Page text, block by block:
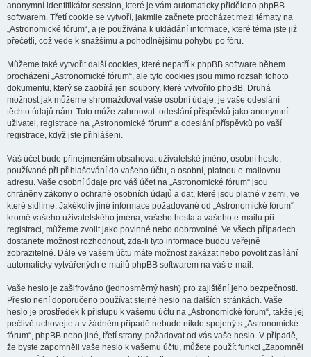
anonymní identifikátor session, které je vám automaticky přiděleno phpBB
softwarem. Třetí cookie se vytvoří, jakmile začnete procházet mezi tématy na
„Astronomické fórum“, a je používána k ukládání informace, které téma jste již
přečetli, což vede k snažšímu a pohodlnějšímu pohybu po fóru.
Můžeme také vytvořit další cookies, které nepatří k phpBB software během
procházení „Astronomické fórum“, ale tyto cookies jsou mimo rozsah tohoto
dokumentu, který se zaobírá jen soubory, které vytvořilo phpBB. Druhá
možnost jak můžeme shromažďovat vaše osobní údaje, je vaše odeslání
těchto údajů nám. Toto může zahrnovat: odeslání příspěvků jako anonymní
uživatel, registrace na „Astronomické fórum“ a odeslání příspěvků po vaší
registrace, když jste přihlášeni.
Váš účet bude přinejmenším obsahovat uživatelské jméno, osobní heslo,
používané při přihlašování do vašeho účtu, a osobní, platnou e-mailovou
adresu. Vaše osobní údaje pro váš účet na „Astronomické fórum“ jsou
chráněny zákony o ochraně osobních údajů a dat, které jsou platné v zemi, ve
které sídlíme. Jakékoliv jiné informace požadované od „Astronomické fórum“
kromě vašeho uživatelského jména, vašeho hesla a vašeho e-mailu při
registraci, můžeme zvolit jako povinné nebo dobrovolné. Ve všech případech
dostanete možnost rozhodnout, zda-li tyto informace budou veřejně
zobrazitelné. Dále ve vašem účtu máte možnost zakázat nebo povolit zasílání
automaticky vytvářených e-mailů phpBB softwarem na váš e-mail.
Vaše heslo je zašifrováno (jednosměrný hash) pro zajištění jeho bezpečnosti.
Přesto není doporučeno používat stejné heslo na dalších stránkách. Vaše
heslo je prostředek k přístupu k vašemu účtu na „Astronomické fórum“, takže jej
pečlivě uchovejte a v žádném případě nebude nikdo spojený s „Astronomické
fórum“, phpBB nebo jiné, třetí strany, požadovat od vás vaše heslo. V případě,
že byste zapomněli vaše heslo k vašemu účtu, můžete použít funkci „Zapomněl